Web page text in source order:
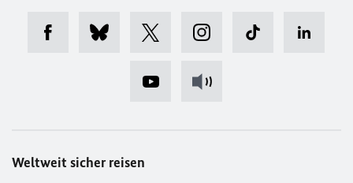
Weltweit sicher reisen